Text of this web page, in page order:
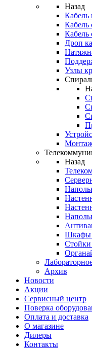
Назад
Кабель
Кабель
Кабель
Дроп
Узлы
Назад
Шкафы
Архив
Новости
Акции
Сервисный центр
Поверка
Оплата и доставка
О магазине
Дилеры
Контакты